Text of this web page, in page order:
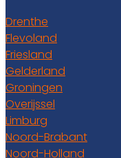
Drenthe
Flevoland
Friesland
Gelderland
Groningen
Overijssel
Limburg
Noord-Brabant
Noord-Holland